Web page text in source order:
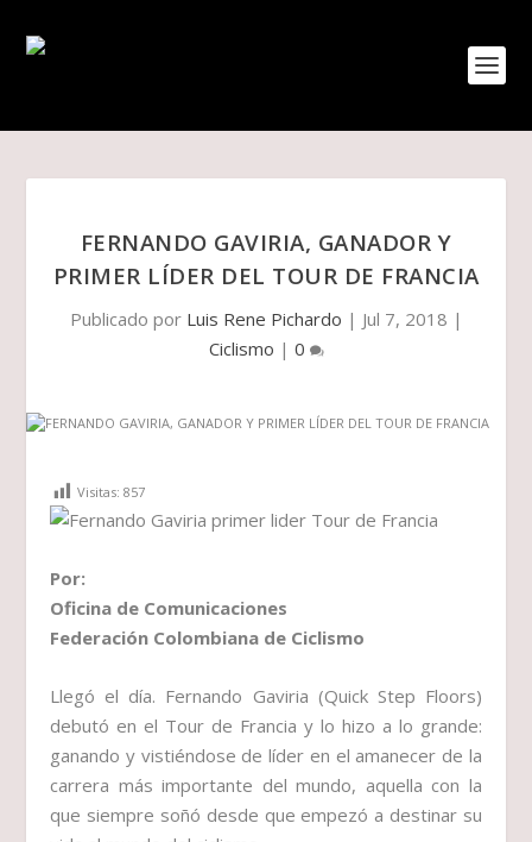
FERNANDO GAVIRIA, GANADOR Y
PRIMER LÍDER DEL TOUR DE FRANCIA
Publicado por Luis Rene Pichardo | Jul 7, 2018 |
Ciclismo | 0
Visitas: 857
Por:
Oficina de Comunicaciones
Federación Colombiana de Ciclismo
Llegó el día. Fernando Gaviria (Quick Step Floors)
debutó en el Tour de Francia y lo hizo a lo grande:
ganando y vistiéndose de líder en el amanecer de la
carrera más importante del mundo, aquella con la
que siempre soñó desde que empezó a destinar su